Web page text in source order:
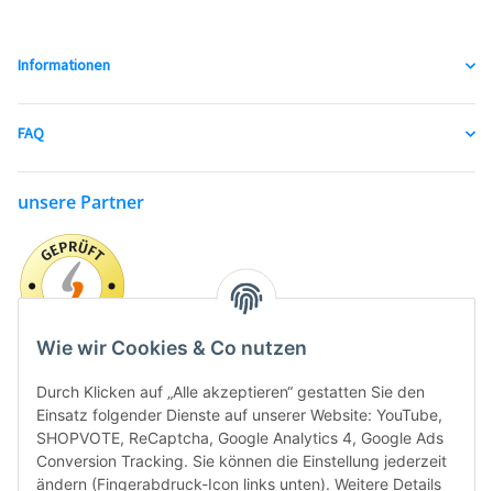
Wie wir Cookies & Co nutzen
Durch Klicken auf „Alle akzeptieren“ gestatten Sie den
Einsatz folgender Dienste auf unserer Website: YouTube,
SHOPVOTE, ReCaptcha, Google Analytics 4, Google Ads
Conversion Tracking. Sie können die Einstellung jederzeit
ändern (Fingerabdruck-Icon links unten). Weitere Details
Informationen
FAQ
unsere Partner